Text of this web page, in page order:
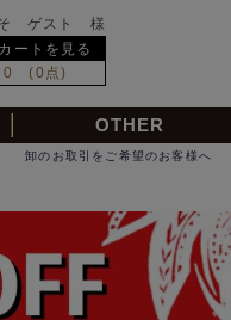
そ ゲスト 様
カートを見る
0 (0点)
OTHER
卸のお取引をご希望のお客様へ